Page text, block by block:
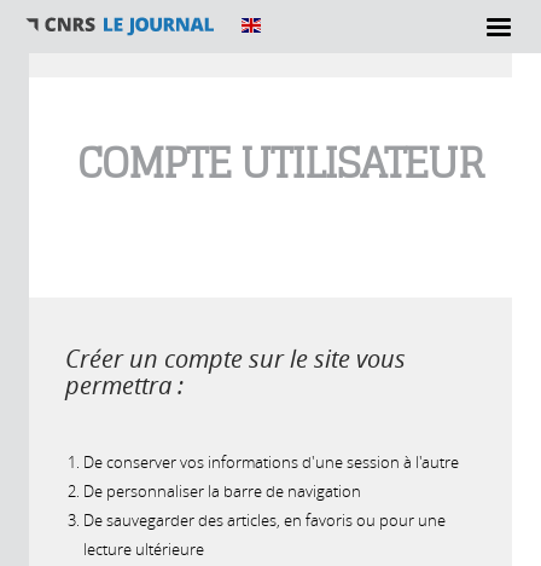
COMPTE UTILISATEUR
Créer un compte sur le site vous
permettra :
De conserver vos informations d'une session à l'autre
De personnaliser la barre de navigation
De sauvegarder des articles, en favoris ou pour une
lecture ultérieure